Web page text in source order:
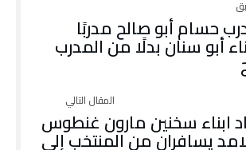
حسام أبو صالح مدربًا
أبو سنان بدلًا من المدرب
ابناء سخنين مارون غنطوس
يسافران من المنتخب إلى